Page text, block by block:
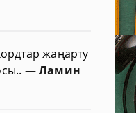
жаңарту
—Ламин